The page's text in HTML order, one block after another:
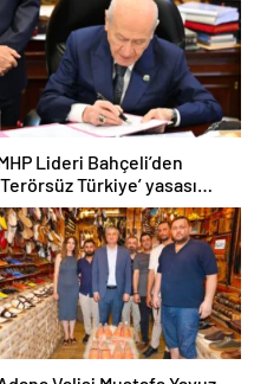
Lideri Bahçeli’den
Türkiye’ yasası
“Herkes kazandı”